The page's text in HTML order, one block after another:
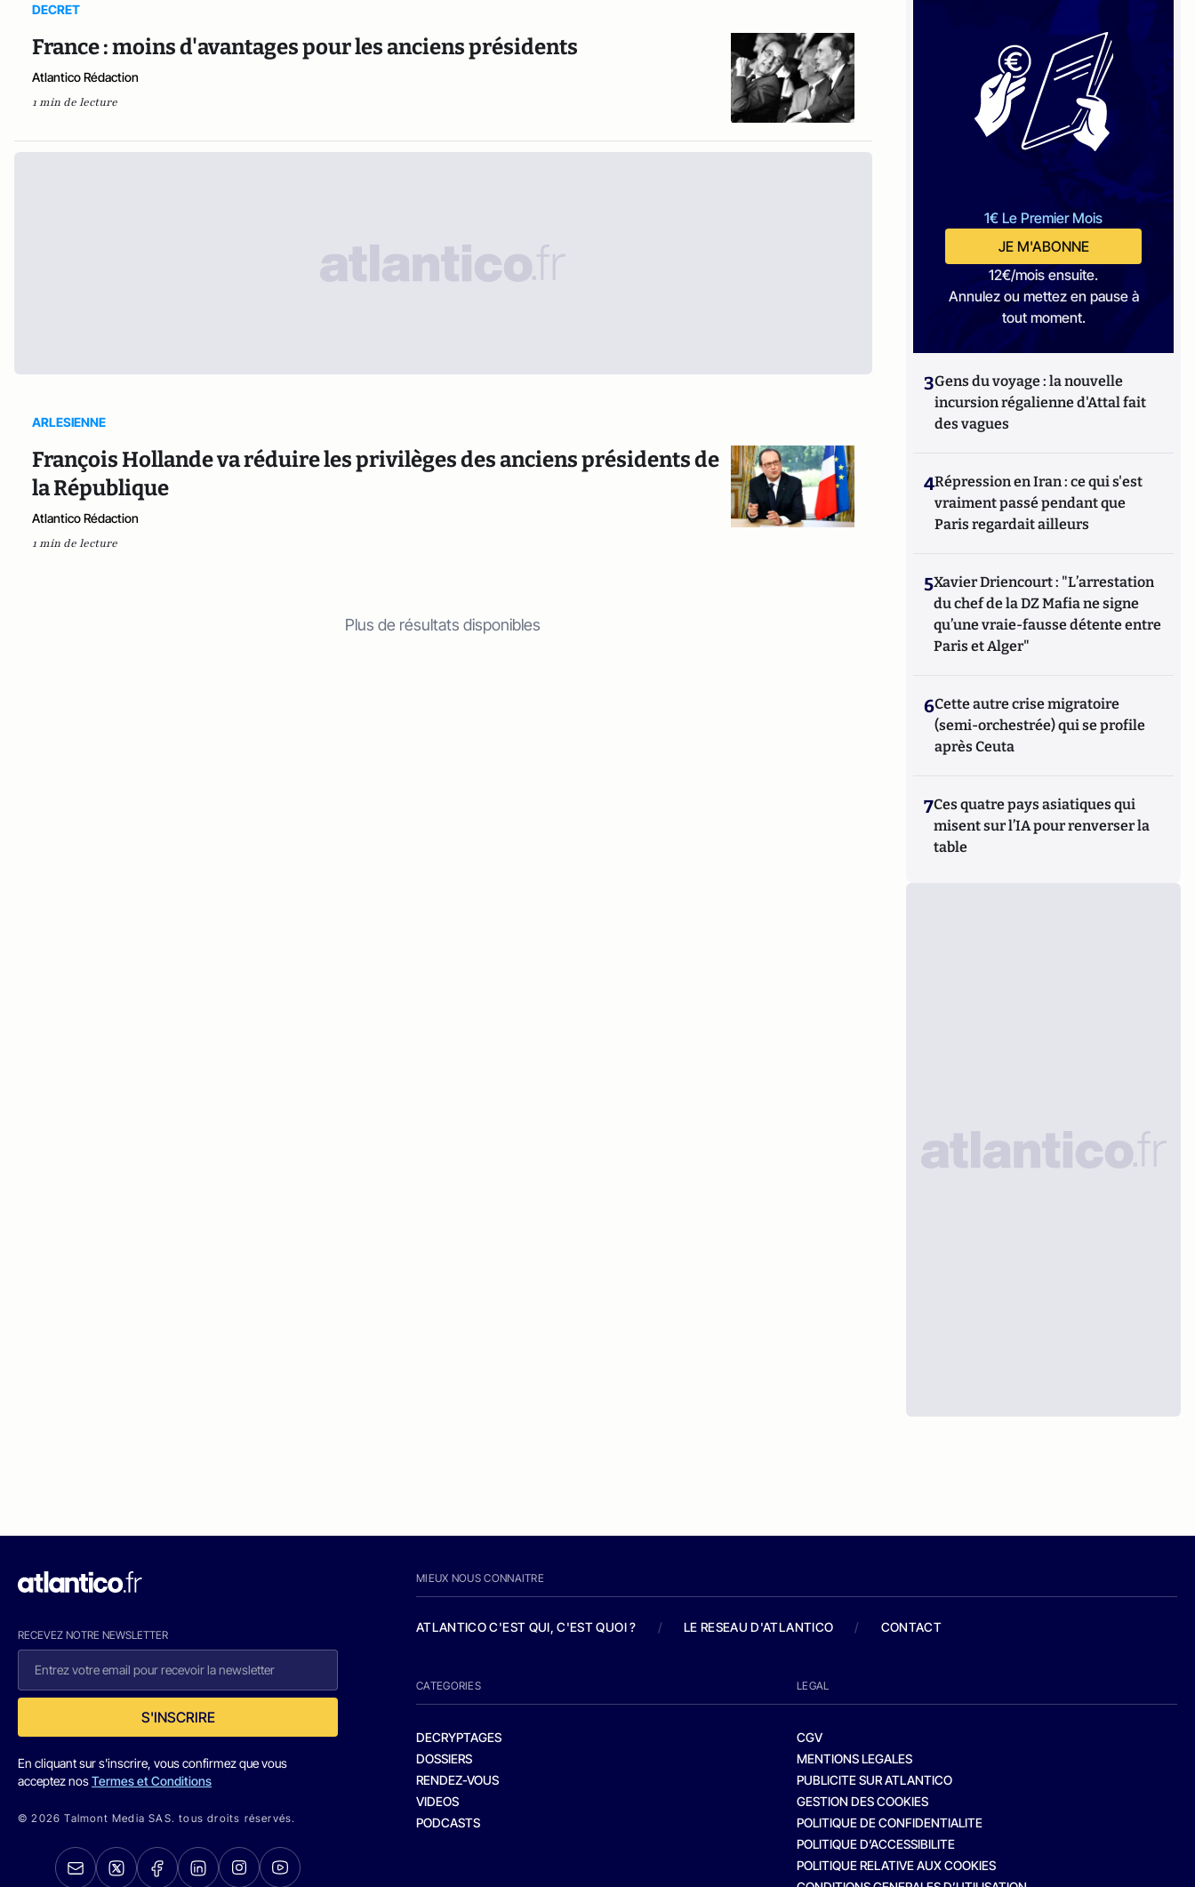
DECRET
France : moins d'avantages pour les anciens présidents
Atlantico Rédaction
1 min de lecture
ARLESIENNE
François Hollande va réduire les privilèges des anciens présidents de
la République
Atlantico Rédaction
1 min de lecture
Plus de résultats disponibles
1€ Le Premier Mois
JE M'ABONNE
12€/mois ensuite.
Annulez ou mettez en pause à
tout moment.
3Gens du voyage : la nouvelle
incursion régalienne d'Attal fait
des vagues
4Répression en Iran : ce qui s'est
vraiment passé pendant que
Paris regardait ailleurs
5Xavier Driencourt : "L’arrestation
du chef de la DZ Mafia ne signe
qu’une vraie-fausse détente entre
Paris et Alger"
6Cette autre crise migratoire
(semi-orchestrée) qui se profile
après Ceuta
7Ces quatre pays asiatiques qui
misent sur l’IA pour renverser la
table
RECEVEZ NOTRE NEWSLETTER
S'INSCRIRE
En cliquant sur s'inscrire, vous confirmez que vous
acceptez nosTermes et Conditions
© 2026 Talmont Media SAS. tous droits réservés.
MIEUX NOUS CONNAITRE
ATLANTICO C'EST QUI, C'EST QUOI ? / LE RESEAU D'ATLANTICO / CONTACT
CATEGORIES
DECRYPTAGES
DOSSIERS
RENDEZ-VOUS
VIDEOS
PODCASTS
LEGAL
CGV
MENTIONS LEGALES
PUBLICITE SUR ATLANTICO
GESTION DES COOKIES
POLITIQUE DE CONFIDENTIALITE
POLITIQUE D’ACCESSIBILITE
POLITIQUE RELATIVE AUX COOKIES